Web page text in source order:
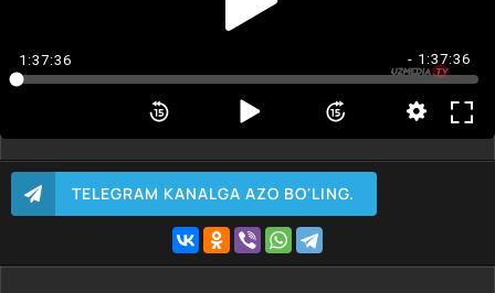
1:37:36 - 1:37:36
TELEGRAM KANALGA AZO BO'LING.